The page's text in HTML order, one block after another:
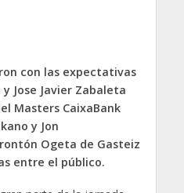
con las expectativas
Jose Javier Zabaleta
Masters CaixaBank
y Jon
Ogeta de Gasteiz
entre el público.